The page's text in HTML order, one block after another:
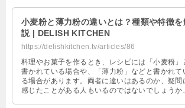
小麦粉と薄力粉の違いとは？種類や特徴を
説 | DELISH KITCHEN
https://delishkitchen.tv/articles/86
料理やお菓子を作るとき、レシピには「小麦粉」
書かれている場合や、「薄力粉」などと書かれて
る場合があります。両者に違いはあるのか、疑問
感じたことがある人もいるのではないでしょうか